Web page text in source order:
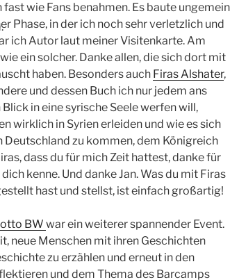
wie Fans benahmen. Es baute ungemein
Phase, in der ich noch sehr verletzlich und
ich Autor laut meiner Visitenkarte. Am
ein solcher. Danke allen, die sich dort mit
haben. Besonders auch Firas Alshater,
und dessen Buch ich nur jedem ans
in eine syrische Seele werfen will,
wirklich in Syrien erleiden und wie es sich
Deutschland zu kommen, dem Königreich
dass du für mich Zeit hattest, danke für
kenne. Und danke Jan. Was du mit Firas
hast und stellst, ist einfach großartig!
BW war ein weiterer spannender Event.
neue Menschen mit ihren Geschichten
zu erzählen und erneut in den
und dem Thema des Barcamps